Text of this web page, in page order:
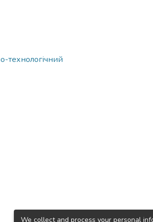
технологічний
We collect and process your personal